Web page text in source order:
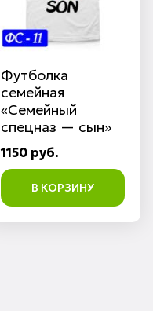
Футболка
семейная
«Семейный
спецназ — сын»
1150 руб.
В КОРЗИНУ